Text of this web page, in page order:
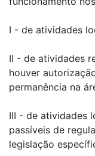
I - de atividades
II - de atividades
houver
permanência na
III - de atividades
passíveis de
legislação